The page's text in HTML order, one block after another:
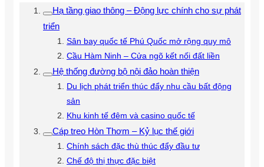
Hạ tầng giao thông – Động lực chính cho sự phát
triển
Sân bay quốc tế Phú Quốc mở rộng quy mô
Cầu Hàm Ninh – Cửa ngõ kết nối đất liền
Hệ thống đường bộ nội đảo hoàn thiện
Du lịch phát triển thúc đẩy nhu cầu bất động
sản
Khu kinh tế đêm và casino quốc tế
Cáp treo Hòn Thơm – Kỷ lục thế giới
Chính sách đặc thù thúc đẩy đầu tư
Chế độ thị thực đặc biệt